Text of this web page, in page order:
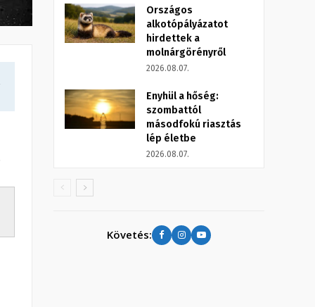
Országos
alkotópályázatot
hirdettek a
molnárgörényről
2026.08.07.
Enyhül a hőség:
szombattól
másodfokú riasztás
lép életbe
2026.08.07.
Követés: